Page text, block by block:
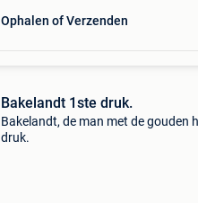
Ophalen of Verzenden
Bakelandt 1ste druk.
Bakelandt, de man met de gouden
druk.